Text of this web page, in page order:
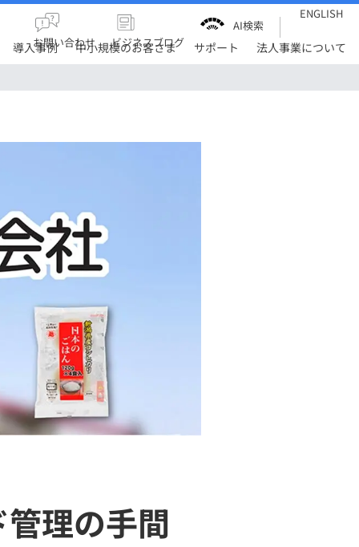
導入事例 中小規模のお客さま サポート 法人事業について
お問い合わせ ビジネスブログ
AI検索
ENGLISH
理の手間